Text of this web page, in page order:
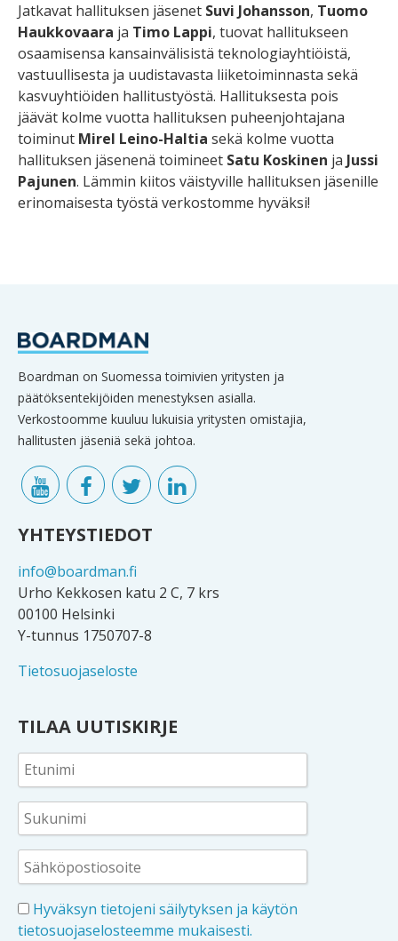
Jatkavat hallituksen jäsenet Suvi Johansson, Tuomo
Haukkovaara ja Timo Lappi, tuovat hallitukseen
osaamisensa kansainvälisistä teknologiayhtiöistä,
vastuullisesta ja uudistavasta liiketoiminnasta sekä
kasvuyhtiöiden hallitustyöstä. Hallituksesta pois
jäävät kolme vuotta hallituksen puheenjohtajana
toiminut Mirel Leino-Haltia sekä kolme vuotta
hallituksen jäsenenä toimineet Satu Koskinen ja Jussi
Pajunen. Lämmin kiitos väistyville hallituksen jäsenille
erinomaisesta työstä verkostomme hyväksi!
Boardman on Suomessa toimivien yritysten ja
päätöksentekijöiden menestyksen asialla.
Verkostoomme kuuluu lukuisia yritysten omistajia,
hallitusten jäseniä sekä johtoa.
YHTEYSTIEDOT
info@boardman.fi
Urho Kekkosen katu 2 C, 7 krs
00100 Helsinki
Y-tunnus 1750707-8
Tietosuojaseloste
TILAA UUTISKIRJE
Hyväksyn tietojeni säilytyksen ja käytön
tietosuojaselosteemme mukaisesti.